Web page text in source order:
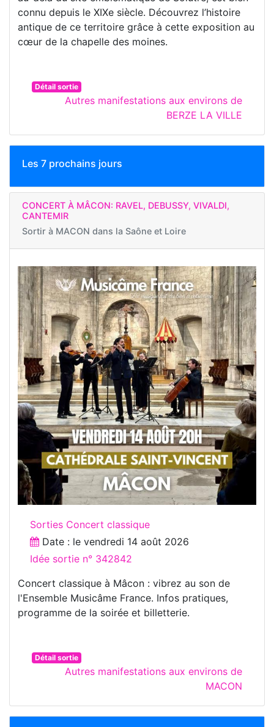
connu depuis le XIXe siècle. Découvrez l’histoire
antique de ce territoire grâce à cette exposition au
cœur de la chapelle des moines.
Détail sortie
Autres manifestations aux environs de
BERZE LA VILLE
Les 7 prochains jours
CONCERT À MÂCON: RAVEL, DEBUSSY, VIVALDI,
CANTEMIR
Sortir à MACON dans la Saône et Loire
Sorties Concert classique
Date : le vendredi 14 août 2026
Idée sortie n° 342842
Concert classique à Mâcon : vibrez au son de
l'Ensemble Musicâme France. Infos pratiques,
programme de la soirée et billetterie.
Détail sortie
Autres manifestations aux environs de
MACON